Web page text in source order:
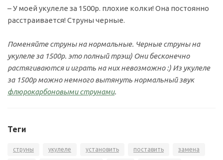
– У моей укулеле за 1500р. плохие колки! Она постоянно
расстраивается! Струны черные.
Поменяйте струны на нормальные. Черные струны на
укулеле за 1500р. это полный трэш) Они бесконечно
растягиваются и играть на них невозможно :) Из укулеле
за 1500р можно немного вытянуть нормальный звук
флюрокарбоновыми струнами.
Теги
струны укулеле установить поставить замена